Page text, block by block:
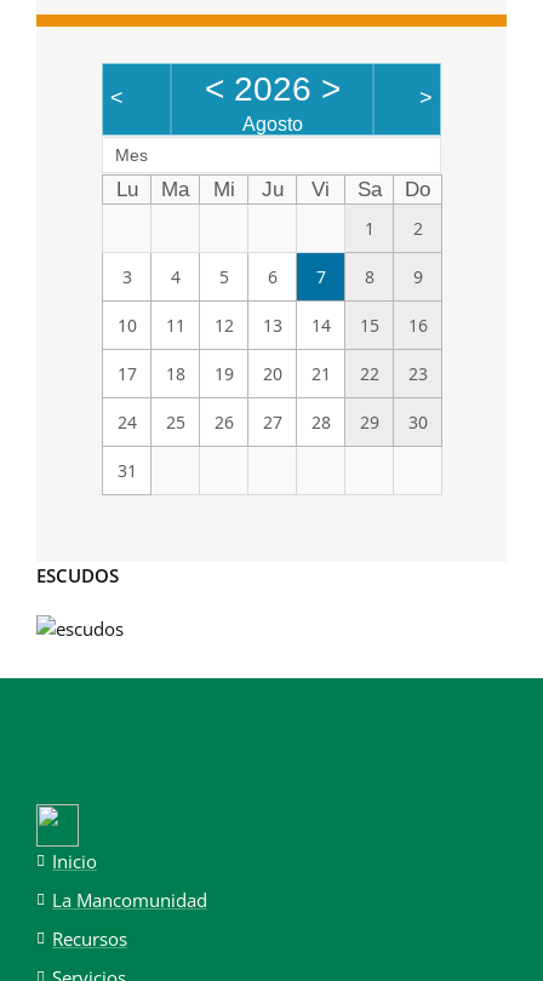
< < 2026 >
Agosto
>
Mes
Lu Ma Mi Ju Vi Sa
Do
1
2
3 4 5 6 7 8 9
10 11 12 13 14 15 16
17 18 19 20 21 22 23
24 25 26 27 28 29 30
31
ESCUDOS
Inicio
La Mancomunidad
Recursos